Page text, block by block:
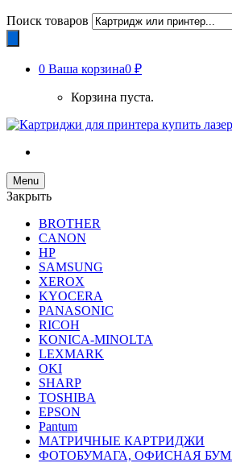
Поиск товаров
0 Ваша корзина0 ₽
Корзина пуста.
Menu
Закрыть
BROTHER
CANON
HP
SAMSUNG
XEROX
KYOCERA
PANASONIC
RICOH
KONICA-MINOLTA
LEXMARK
OKI
SHARP
TOSHIBA
EPSON
Pantum
МАТРИЧНЫЕ КАРТРИДЖИ
ФОТОБУМАГА, ОФИСНАЯ